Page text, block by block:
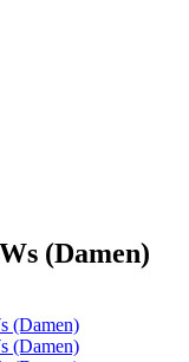
(Damen)